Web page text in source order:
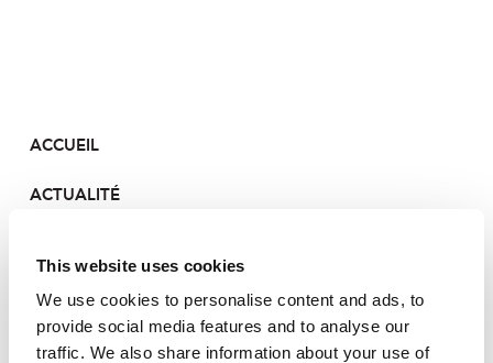
This website uses cookies
We use cookies to personalise content and ads, to
provide social media features and to analyse our
traffic. We also share information about your use of
ACCUEIL
ACTUALITÉ
CONTACT